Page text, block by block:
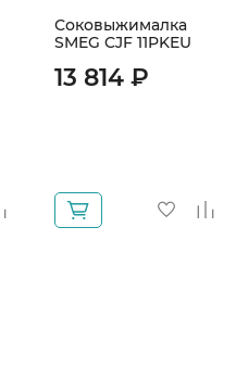
Соковыжималка
SMEG CJF 11PKEU
13 814 ₽